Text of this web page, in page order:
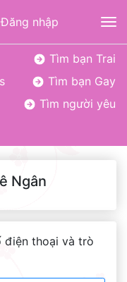
Đăng nhập
Tìm bạn Trai
Tìm bạn Gay
Tìm người yêu
Ngân
điện thoại và trò